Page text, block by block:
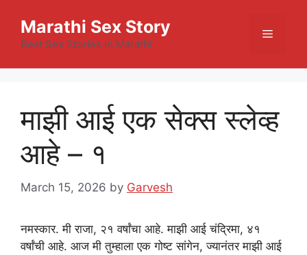
content
Marathi Sex Story
Best Sex Stories In Marathi
Menu
माझी आई एक सेक्स स्लेव्ह
आहे – १
March 15, 2026 by Garvesh
नमस्कार. मी राजा, २१ वर्षांचा आहे. माझी आई चंद्रिमा, ४१
वर्षांची आहे. आज मी तुम्हाला एक गोष्ट सांगेन, ज्यानंतर माझी आई